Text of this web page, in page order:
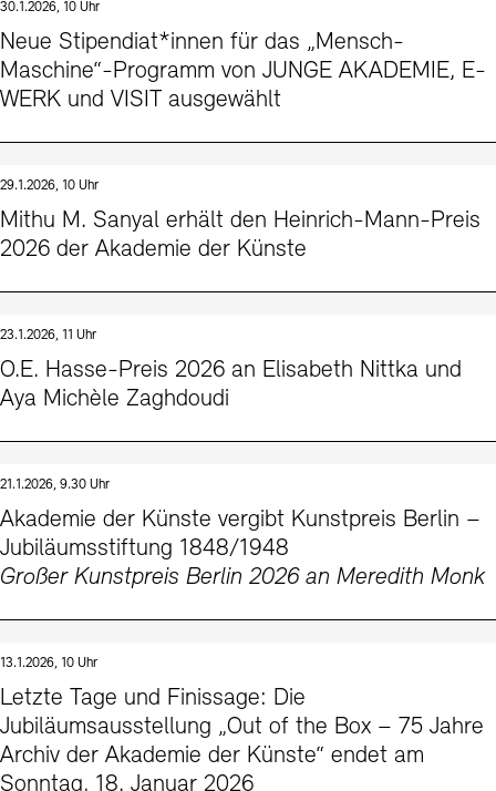
30.1.2026, 10 Uhr
Neue Stipendiat*innen für das „Mensch-
Maschine“-Programm von JUNGE AKADEMIE, E-
WERK und VISIT ausgewählt
29.1.2026, 10 Uhr
Mithu M. Sanyal erhält den Heinrich-Mann-Preis
2026 der Akademie der Künste
23.1.2026, 11 Uhr
O.E. Hasse-Preis 2026 an Elisabeth Nittka und
Aya Michèle Zaghdoudi
21.1.2026, 9.30 Uhr
Akademie der Künste vergibt Kunstpreis Berlin –
Jubiläumsstiftung 1848/1948
Großer Kunstpreis Berlin 2026 an Meredith Monk
13.1.2026, 10 Uhr
Letzte Tage und Finissage: Die
Jubiläumsausstellung „Out of the Box – 75 Jahre
Archiv der Akademie der Künste“ endet am
Sonntag, 18. Januar 2026